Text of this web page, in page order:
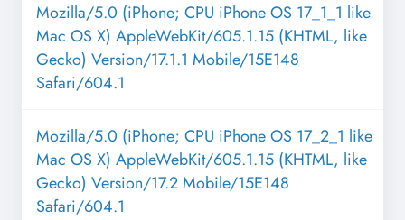
Mozilla/5.0 (iPhone; CPU iPhone OS 17_1_1 like
Mac OS X) AppleWebKit/605.1.15 (KHTML, like
Gecko) Version/17.1.1 Mobile/15E148
Safari/604.1
Mozilla/5.0 (iPhone; CPU iPhone OS 17_2_1 like
Mac OS X) AppleWebKit/605.1.15 (KHTML, like
Gecko) Version/17.2 Mobile/15E148
Safari/604.1